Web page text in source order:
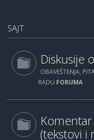
SAJT
Diskusije
OBAVEŠTENJA,
RADU FORUMA
(tekstovi i